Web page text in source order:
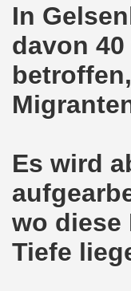
In
davon
Es wird
wo diese
Tiefe
und die
am
-
Krisenlasten
bleibt aktiv